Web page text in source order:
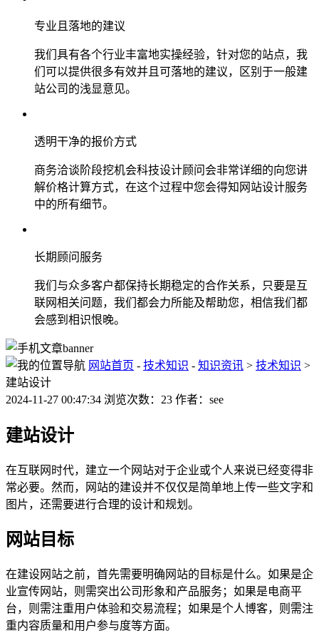
专业且落地的建议
我们具有各个行业丰富地实操经验，针对您的站点，我
们可以提供很多有效并且可落地的建议，区别于一般建
站公司的浅显意见。
透明干净的报价方式
商务洽谈阶段挖机会科技设计顾问会非常详细的向您讲
解价格计算方式，在这个过程中您会得知网站设计服务
中的所有细节。
长期顾问服务
我们与众多客户都保持长期稳定的合作关系，只要是互
联网相关问题，我们都会力所能及帮助您，相信我们都
会感到相识恨晚。
网站首页 - 技术知识 - 知识资讯 > 技术知识 >
建站设计
2024-11-27 00:47:34 浏览次数：23 作者：see
建站设计
在互联网时代，建立一个网站对于企业或个人来说已经变得非
常必要。然而，网站的建设并不仅仅是简单地上传一些文字和
图片，还需要进行合理的设计和规划。
网站目标
在建设网站之前，首先需要明确网站的目标是什么。如果是企
业宣传网站，则需突出公司形象和产品服务；如果是电商平
台，则需注重用户体验和交易流程；如果是个人博客，则需注
重内容质量和用户参与度等方面。